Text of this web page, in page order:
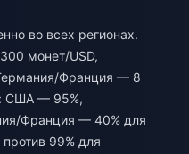
во всех регионах.
монет/USD,
Франция — 8
США — 95%,
Франция — 40% для
99% для